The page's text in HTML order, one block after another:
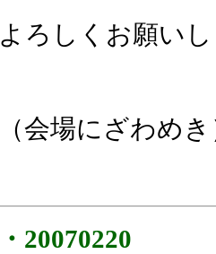
よろしくお願い
（会場にざわめ
・20070220